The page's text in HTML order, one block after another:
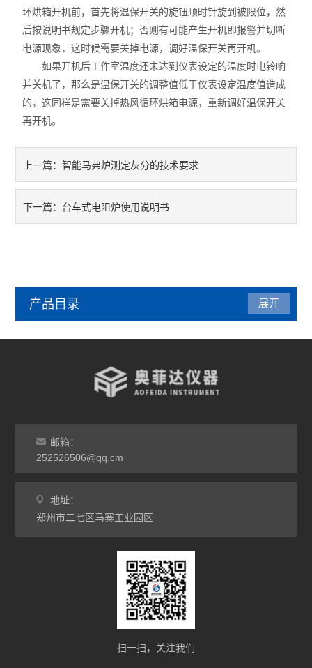
环烘箱开机前，首先将温保开关的旋钮顺时针旋到被限位，然
后按说明书规定步骤开机；否则有可能产生开机即报警并切断
电源现象，这时候需要关掉电源，调好温保开关再开机。
如果开机后工作室温度还未达到仪表设定的温度时电铃响
并关机了，那么是温保开关的调整值低于仪表设定温度值造成
的，这同样是需要关掉热风循环烘箱电源，重新调好温保开关
再开机。
上一篇：智能马弗炉测定灰分的技术要求
下一篇： 台车式电阻炉使用说明书
产品目录
干燥箱
烘箱
工业电炉
展开
邮箱：
252526506@qq.cm
地址：
郑州市二七区马寨工业园区
扫一扫，关注我们